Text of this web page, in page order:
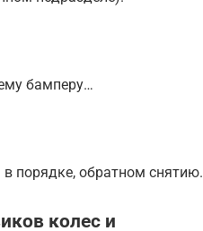
бамперу…
в порядке, обратном снятию.
колес и